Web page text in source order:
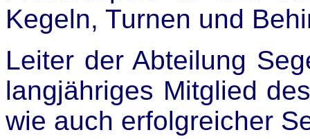
Kegeln, Turnen und
Leiter der Abteilung
langjähriges Mitglied
wie auch erfolgreicher